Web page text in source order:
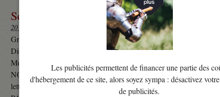
Solution de la grille No 6996
20 septembre 2025 , par Paul Courbis
Grille No 6996 Difficile
Dictionnaire
Mot(s) de 15 lettres : PARALLELEPIPEDE HEXAÈDRE Mot(s)
NONINITIEES PROFANES RESERVATION ACHAT DE
lettres : PERILLEUSE RISQUÉE Mot(s) de 8 lettres :
Les publicités permettent de financer une partie des
d'hébergement de ce site, alors soyez sympa : désactivez
de publicités.